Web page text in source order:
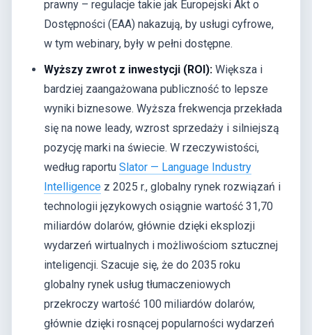
prawny – regulacje takie jak Europejski Akt o
Dostępności (EAA) nakazują, by usługi cyfrowe,
w tym webinary, były w pełni dostępne.
Wyższy zwrot z inwestycji (ROI): Większa i
bardziej zaangażowana publiczność to lepsze
wyniki biznesowe. Wyższa frekwencja przekłada
się na nowe leady, wzrost sprzedaży i silniejszą
pozycję marki na świecie. W rzeczywistości,
według raportuSlator — Language Industry
Intelligence z 2025 r., globalny rynek rozwiązań i
technologii językowych osiągnie wartość 31,70
miliardów dolarów, głównie dzięki eksplozji
wydarzeń wirtualnych i możliwościom sztucznej
inteligencji. Szacuje się, że do 2035 roku
globalny rynek usług tłumaczeniowych
przekroczy wartość 100 miliardów dolarów,
głównie dzięki rosnącej popularności wydarzeń